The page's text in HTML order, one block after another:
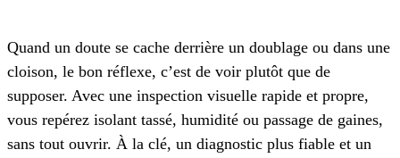
Quand un doute se cache derrière un doublage ou dans une
cloison, le bon réflexe, c’est de voir plutôt que de
supposer. Avec une inspection visuelle rapide et propre,
vous repérez isolant tassé, humidité ou passage de gaines,
sans tout ouvrir. À la clé, un diagnostic plus fiable et un